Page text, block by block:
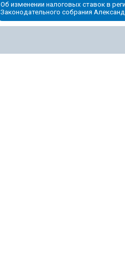
Об изменении налоговых ставок в
Законодательного собрания